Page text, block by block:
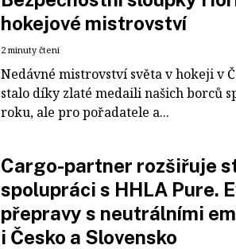
hokejové mistrovství
2 minuty čtení
Nedávné mistrovství světa v hokeji v
stalo díky zlaté medaili našich borců
roku, ale pro pořadatele a...
Cargo-partner rozšiřuje
spolupráci s HHLA Pure.
přepravy s neutrálními
i Česko a Slovensko